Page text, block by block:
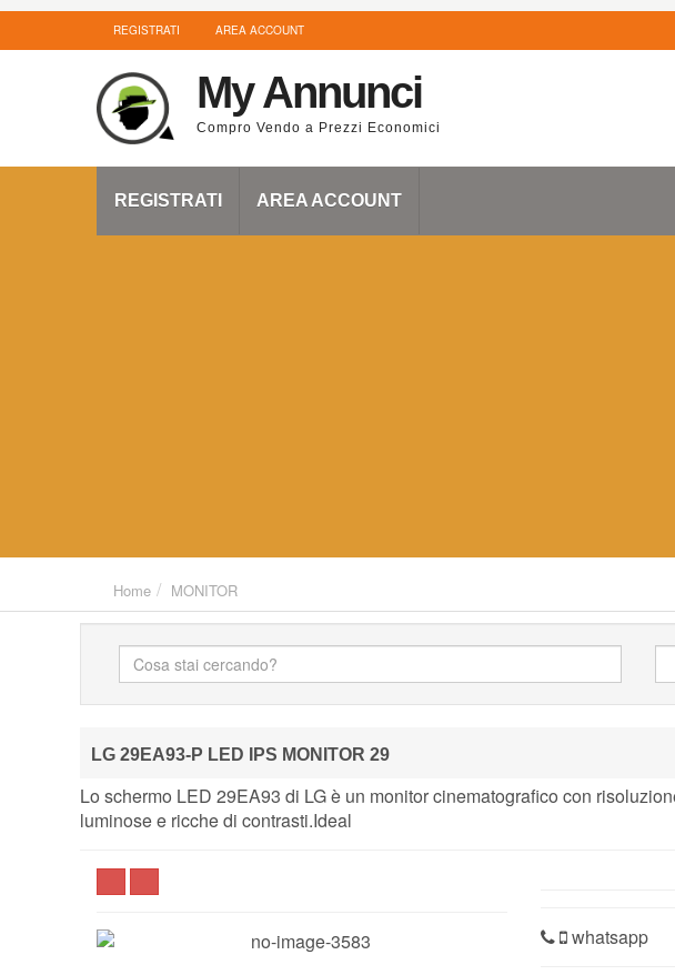
REGISTRATI AREA ACCOUNT
My Annunci
Compro Vendo a Prezzi Economici
REGISTRATI AREA ACCOUNT
Home MONITOR
LG 29EA93-P LED IPS MONITOR 29
Lo schermo LED 29EA93 di LG è un monitor cinematografico con
luminose e ricche di contrasti.Ideal
whatsapp